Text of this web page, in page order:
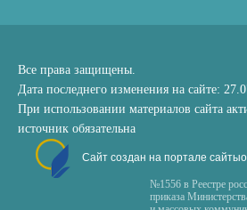
Все права защищены.
Дата последнего изменения на сайте:
При использовании материалов сайта
источник обязательна
Сайт создан на портале
№1556 в Реестре
приказа